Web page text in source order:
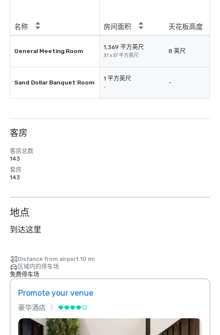
名称 房间面积 天花板高度
General Meeting Room
1,369 平方英尺
37 x 37 平方英尺
8 英尺
Sand Dollar Banquet Room
1 平方英尺
-
-
客房
客房总数
143
套房
143
地点
到达这里
Distance from airport 10 mi
区域内的停车场
免费停车场
Promote your venue
豪华酒店